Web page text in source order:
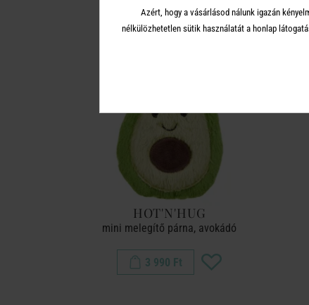
HOT'N'HUG
mini melegítő párna, avokádó
3 990 Ft
Azért, hogy a vásárlásod nálunk igazán
nélkülözhetetlen sütik használatát a honlap